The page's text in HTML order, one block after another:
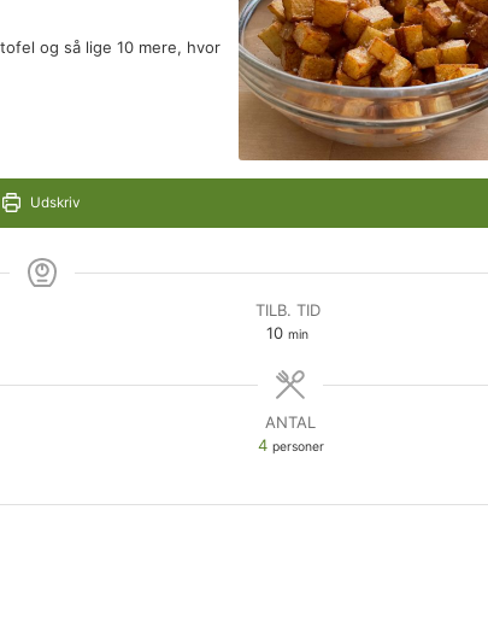
og så lige 10 mere, hvor
Udskriv
TILB. TID
10minutter
min
ANTAL
4 personer